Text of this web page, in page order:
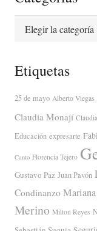
Etiquetas
25 de mayo Alberto Viegas
Claudia Monají
Educación expresarte
Canto Florencia Tejero
Gustavo Paz Juan Pavón
Condinanzo
Merino Milton Reyes